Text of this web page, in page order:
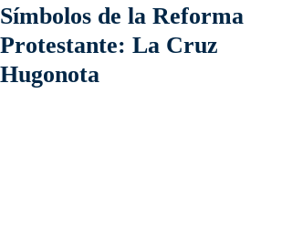
Símbolos de la Reforma
Protestante: La Cruz
Hugonota